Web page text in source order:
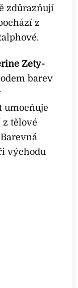
zdůrazňují
z
Zety-
barev
umocňuje
tělové
východu